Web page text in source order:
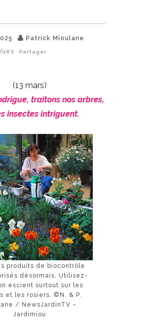
Patrick Mioulane
Partager
(13 mars)
traitons nos arbres,
insectes intriguent.
produits de biocontrôle
désormais. Utilisez-
escient surtout sur les
et les rosiers. ©N. & P.
/ NewsJardinTV –
Jardimiou